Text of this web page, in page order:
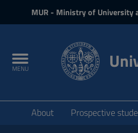
MUR - Ministry of University
Toggle
navigation
MENU
Submenu
About Prospective